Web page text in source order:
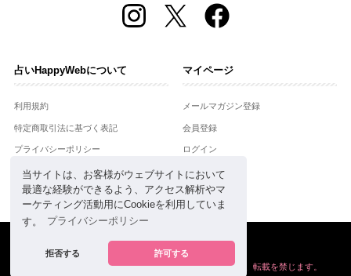
当サイトは、お客様がウェブサイトにおいて
最適な経験ができるよう、アクセス解析やマ
ーケティング活動用にCookieを利用していま
す。
プライバシーポリシー
拒否する 許可する
占いHappyWebについて
利用規約
特定商取引法に基づく表記
プライバシーポリシー
運営会社
お問合せ
マイページ
メールマガジン登録
会員登録
ログイン
powered by
掲載の情報や画像など、すべてのコンテンツの無断複写、転載を禁じます。